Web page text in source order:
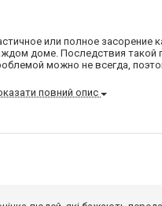
или полное засорение
доме. Последствия такой
можно не всегда,
повний опис